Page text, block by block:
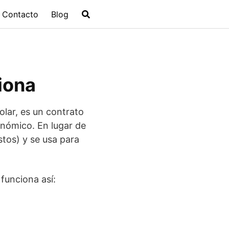
Contacto Blog
es un contrato
En lugar de
y se usa para
así: